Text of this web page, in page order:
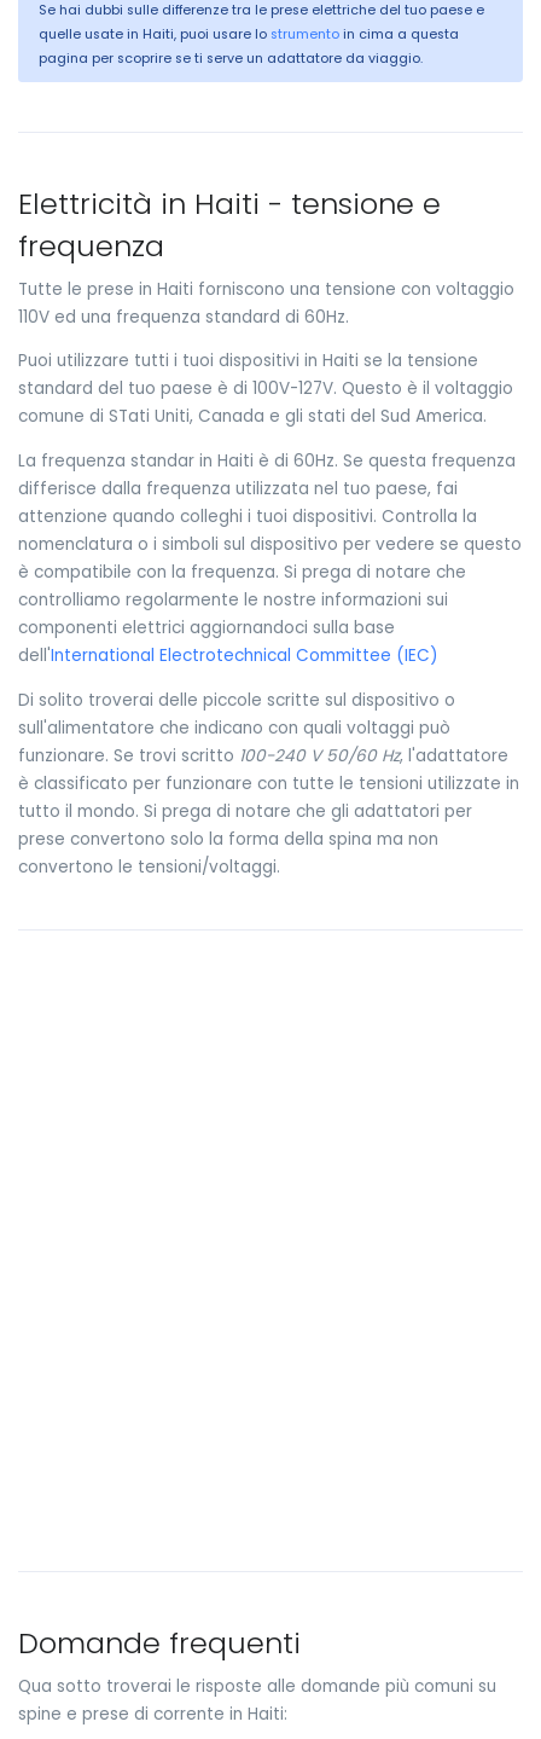
Se hai dubbi sulle differenze tra le prese elettriche del tuo paese e
quelle usate in Haiti, puoi usare lo strumento in cima a questa
pagina per scoprire se ti serve un adattatore da viaggio.
Elettricità in Haiti - tensione e
frequenza
Tutte le prese in Haiti forniscono una tensione con voltaggio
110V ed una frequenza standard di 60Hz.
Puoi utilizzare tutti i tuoi dispositivi in Haiti se la tensione
standard del tuo paese è di 100V-127V. Questo è il voltaggio
comune di STati Uniti, Canada e gli stati del Sud America.
La frequenza standar in Haiti è di 60Hz. Se questa frequenza
differisce dalla frequenza utilizzata nel tuo paese, fai
attenzione quando colleghi i tuoi dispositivi. Controlla la
nomenclatura o i simboli sul dispositivo per vedere se questo
è compatibile con la frequenza. Si prega di notare che
controlliamo regolarmente le nostre informazioni sui
componenti elettrici aggiornandoci sulla base
dell'International Electrotechnical Committee (IEC)
Di solito troverai delle piccole scritte sul dispositivo o
sull'alimentatore che indicano con quali voltaggi può
funzionare. Se trovi scritto 100-240 V 50/60 Hz, l'adattatore
è classificato per funzionare con tutte le tensioni utilizzate in
tutto il mondo. Si prega di notare che gli adattatori per
prese convertono solo la forma della spina ma non
convertono le tensioni/voltaggi.
Domande frequenti
Qua sotto troverai le risposte alle domande più comuni su
spine e prese di corrente in Haiti: